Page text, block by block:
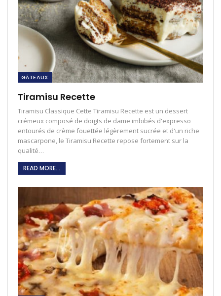
GÂTEAUX
Tiramisu Recette
Tiramisu Classique Cette Tiramisu Recette est un dessert
crémeux composé de doigts de dame imbibés d'expresso
entourés de crème fouettée légèrement sucrée et d'un riche
mascarpone, le Tiramisu Recette repose fortement sur la
qualité…
READ MORE...